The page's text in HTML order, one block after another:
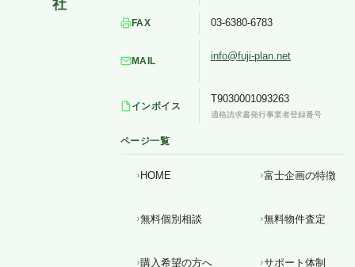
FAX 03-6380-6783
MAIL info@fuji-plan.net
インボイス
T9030001093263
適格請求書発行事業者登録番号
ページ一覧
HOME 富士企画の特徴
無料個別相談 無料物件査定
購入希望の方へ サポート体制